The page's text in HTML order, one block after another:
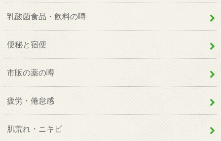
乳酸菌食品・飲料の噂
便秘と宿便
市販の薬の噂
疲労・倦怠感
肌荒れ・ニキビ